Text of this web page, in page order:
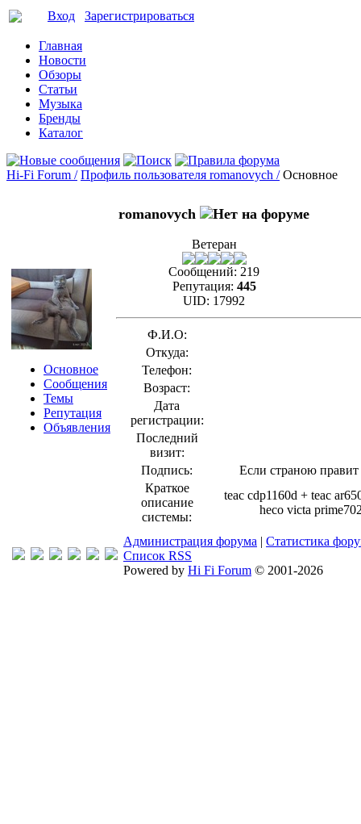
Вход Зарегистрироваться
Главная
Новости
Обзоры
Статьи
Музыка
Бренды
Каталог
Hi-Fi Forum / Профиль пользователя romanovych / Основное
Основное
Сообщения
Темы
Репутация
Объявления
romanovych
Ветеран
Сообщений: 219
Репутация: 445
UID: 17992
Ф.И.О:
Откуда:
Телефон:
Возраст:
Дата
регистрации:
Последний
визит:
Подпись:
Если страною
Краткое
описание
системы:
teac cdp1160d + teac
heco victa
Администрация форума | Статистика
Список RSS
Powered by Hi Fi Forum © 2001-2026